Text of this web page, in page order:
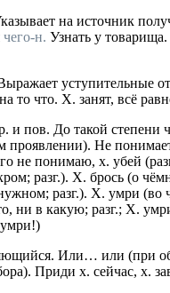
на источник
чего-н. Узнать у
уступительные
то что. Х. занят, всё
и пов. До такой степени
проявлении). Не
не понимаю, х. убей (
разг.). Х. брось (о
разг.). Х. умри (во
ни в какую; разг.; Х.
умри!)
Или… или (при
Приди х. сейчас, х.